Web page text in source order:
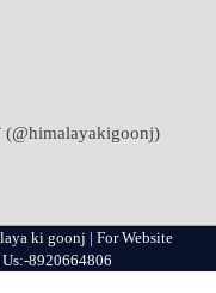
(@himalayakigoonj)
ki goonj | For Website
8920664806